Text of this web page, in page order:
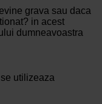
grava sau daca
in acest
dumneavoastra
utilizeaza